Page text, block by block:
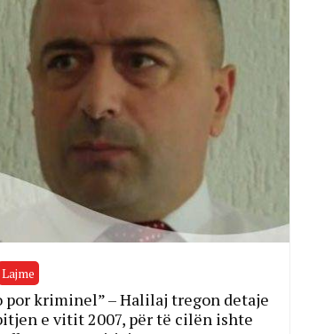
Lajme
por kriminel” – Halilaj tregon detaje
e vitit 2007, për të cilën ishte